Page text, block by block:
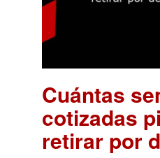
Cuántas
cotizadas
retirar por